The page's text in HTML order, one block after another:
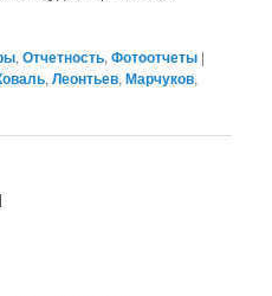
,Отчетность,Фотоотчеты |
,Леонтьев,Марчуков,